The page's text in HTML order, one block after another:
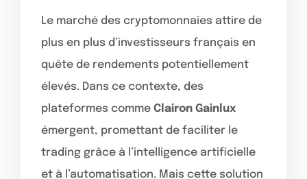
Le marché des cryptomonnaies attire de
plus en plus d’investisseurs français en
quête de rendements potentiellement
élevés. Dans ce contexte, des
plateformes comme Clairon Gainlux
émergent, promettant de faciliter le
trading grâce à l’intelligence artificielle
et à l’automatisation. Mais cette solution